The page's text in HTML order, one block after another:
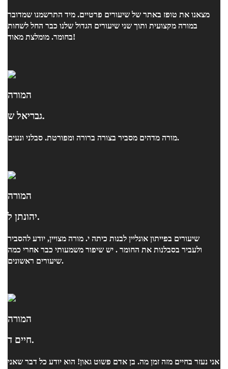
מצאנו את טופז באתר של שיעורים פרטיים. מיד התרשמנו שמדובר
במורה מקצועית ותוך שני שיעורים הגדול שלנו כבר החל לשחות
בחומר. מומלצת מאוד!
המורה
גבריאל ש.
מורה מדהים מסביר בצורה ברורה ומפורטת. סבלני ונעים.
המורה
יהונתן ל.
שיעורים בפייתון אונליין לבנות כיתה י. מורה מצויין, יודע להסביר
ולעביר בסבלנות את החומר . יש שיפור משמעותי כבר אחרי כמה
שיעורים ראשונים.
המורה
חיים ד.
אני נעזר בחיים מזה זמן מה. בן אדם פשוט גאון! הוא יודע כל דבר שאני